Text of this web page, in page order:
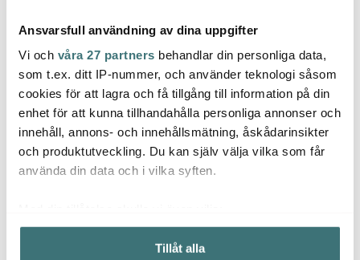
Ansvarsfull användning av dina uppgifter
Vi och våra 27 partners behandlar din personliga data,
som t.ex. ditt IP-nummer, och använder teknologi såsom
cookies för att lagra och få tillgång till information på din
enhet för att kunna tillhandahålla personliga annonser och
innehåll, annons- och innehållsmätning, åskådarinsikter
och produktutveckling. Du kan själv välja vilka som får
använda din data och i vilka syften.
Samla in information om din geografiska plats som
kan ha en noggrannhet på upp till flera meter
Tillåt alla
Coravin
Pure Sparkling CO2-
kapslar 6-pack Silver
699 kr
Coravin
Pivot+
Vinkonserveringssystem
Svart
2599 kr